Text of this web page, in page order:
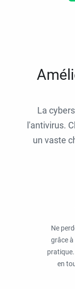
La
l'antivirus.
un vaste
Ne
grâce
en